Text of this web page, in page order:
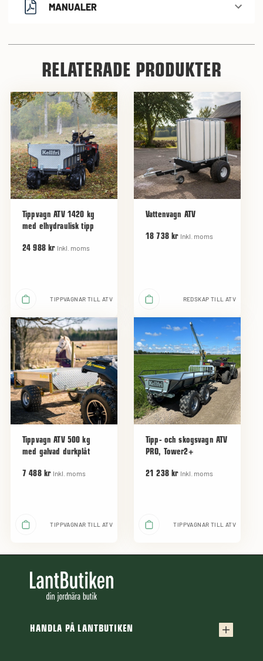
MANUALER
RELATERADE PRODUKTER
Tippvagn ATV 1420 kg
med elhydraulisk tipp
24 988 kr Inkl. moms
TIPPVAGNAR TILL ATV
Vattenvagn ATV
18 738 kr Inkl. moms
REDSKAP TILL ATV
Tippvagn ATV 500 kg
med galvad durkplåt
7 488 kr Inkl. moms
TIPPVAGNAR TILL ATV
Tipp- och skogsvagn ATV
PRO, Tower2+
21 238 kr Inkl. moms
TIPPVAGNAR TILL ATV
HANDLA PÅ LANTBUTIKEN